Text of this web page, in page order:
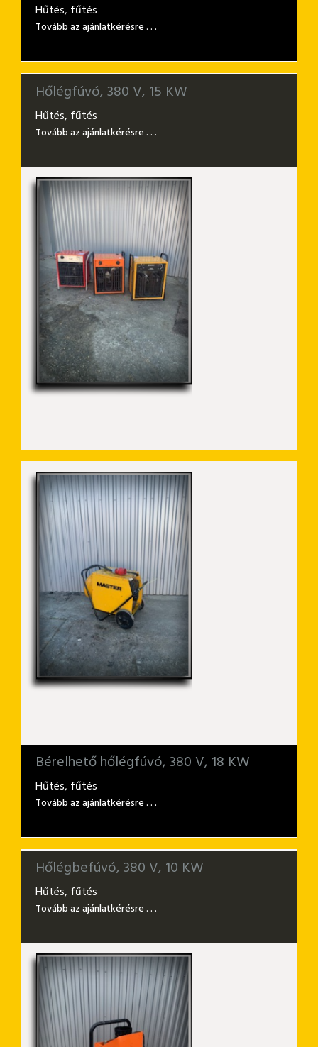
Hűtés, fűtés
Tovább az ajánlatkérésre . . .
Hőlégfúvó, 380 V, 15 KW
Hűtés, fűtés
Tovább az ajánlatkérésre . . .
Bérelhető hőlégfúvó, 380 V, 18 KW
Hűtés, fűtés
Tovább az ajánlatkérésre . . .
Hőlégbefúvó, 380 V, 10 KW
Hűtés, fűtés
Tovább az ajánlatkérésre . . .